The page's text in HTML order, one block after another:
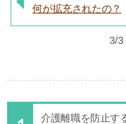
何が拡充されたの？
3/3
介護離職を防止す